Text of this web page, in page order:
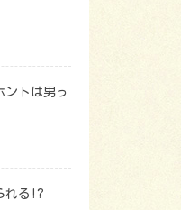
ントは男っ
れる!?